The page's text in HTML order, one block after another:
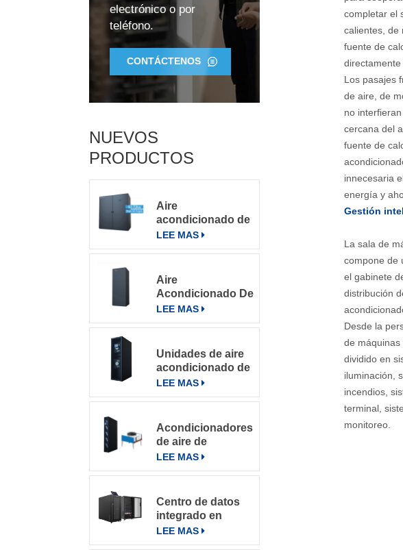
electrónico o por
teléfono.
CONTÁCTENOS
NUEVOS
PRODUCTOS
Aire
acondicionado de
precisión para
salas de
grandes
LEE MAS
Aire
Acondicionado De
Precisión Para
Salas De
LEE MAS
Unidades de aire
acondicionado de
precisión con
refrigeración por
LEE MAS
Acondicionadores
de aire de
precisión en fila
de la serie
centros de datos
con sistema de
control inteligente
LEE MAS
Centro de datos
integrado en
microbastidores
LEE MAS
completar el
calientes, de
fuente de
Los pasajes
de aire, de
no
cercana del
fuente de
innecesaria
energía y
Gestión
La sala de
compone de
el gabinete
distribución
Desde la
de
dividido en
iluminación,
incendios,
terminal,
monitoreo.